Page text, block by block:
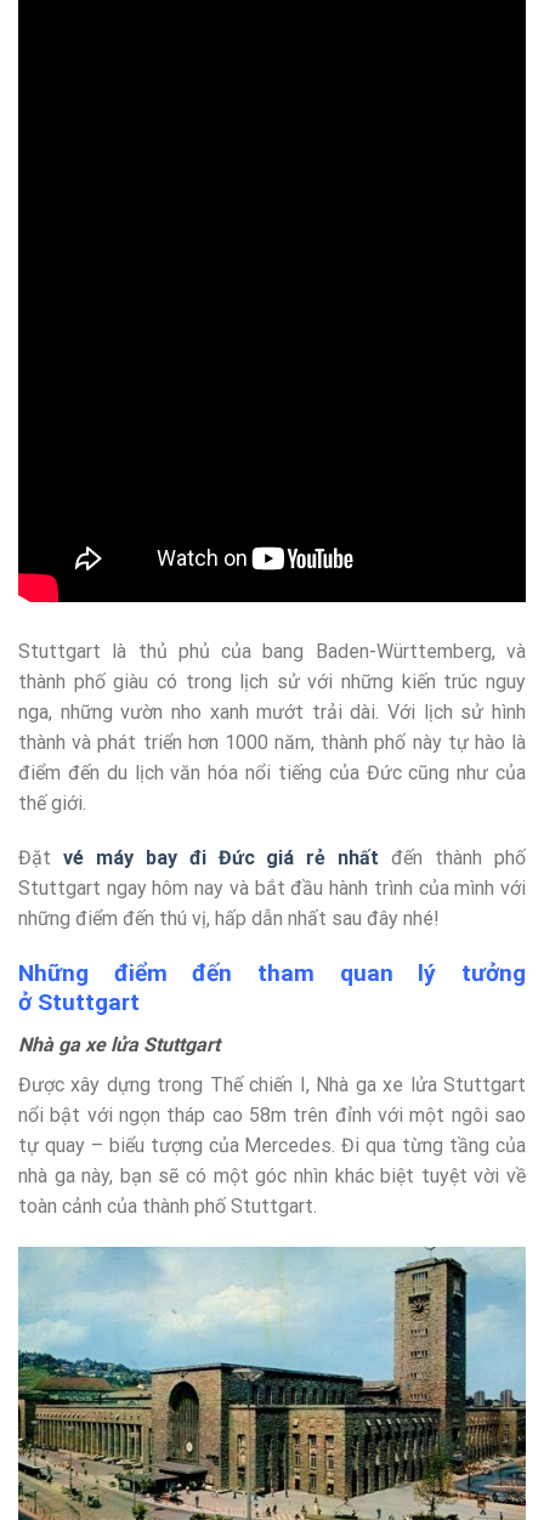
Stuttgart là thủ phủ của bang Baden-Württemberg, và
thành phố giàu có trong lịch sử với những kiến trúc nguy
nga, những vườn nho xanh mướt trải dài. Với lịch sử hình
thành và phát triển hơn 1000 năm, thành phố này tự hào là
điểm đến du lịch văn hóa nổi tiếng của Đức cũng như của
thế giới.
Đặt vé máy bay đi Đức giá rẻ nhất đến thành phố
Stuttgart ngay hôm nay và bắt đầu hành trình của mình với
những điểm đến thú vị, hấp dẫn nhất sau đây nhé!
Những điểm đến tham quan lý tưởng
ở Stuttgart
Nhà ga xe lửa Stuttgart
Được xây dựng trong Thế chiến I, Nhà ga xe lửa Stuttgart
nổi bật với ngọn tháp cao 58m trên đỉnh với một ngôi sao
tự quay – biểu tượng của Mercedes. Đi qua từng tầng của
nhà ga này, bạn sẽ có một góc nhìn khác biệt tuyệt vời về
toàn cảnh của thành phố Stuttgart.